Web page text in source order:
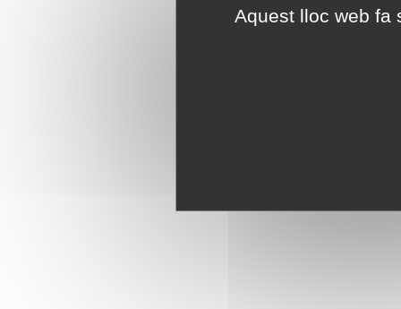
Aquest lloc web fa